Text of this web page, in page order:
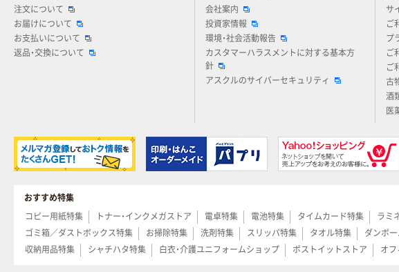
注文について
お届けについて
お支払いについて
返品・交換について
会社案内
投資家情報
環境・社会活動報告
カスタマーハラスメントに対する基本方
針
アスクルのサイバーセキュリティ
サ
ご
プ
ご
ご
古
酒
医
おすすめ特集
コピー用紙特集
トナー・インクメガストア 電卓特集 電池特集 タイムカード特集 ラミ
ゴミ箱／ダストボックス特集
お掃除特集 洗剤特集 スリッパ特集 タオル特集 ダンボ
収納用品特集
シャチハタ特集 白衣・介護ユニフォームショップ ポストイットストア オフ